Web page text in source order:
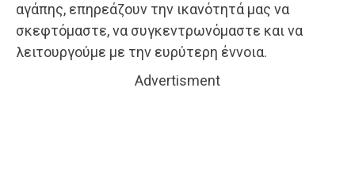
αγάπης, επηρεάζουν την ικανότητά μας να
σκεφτόμαστε, να συγκεντρωνόμαστε και να
λειτουργούμε με την ευρύτερη έννοια.
Advertisment